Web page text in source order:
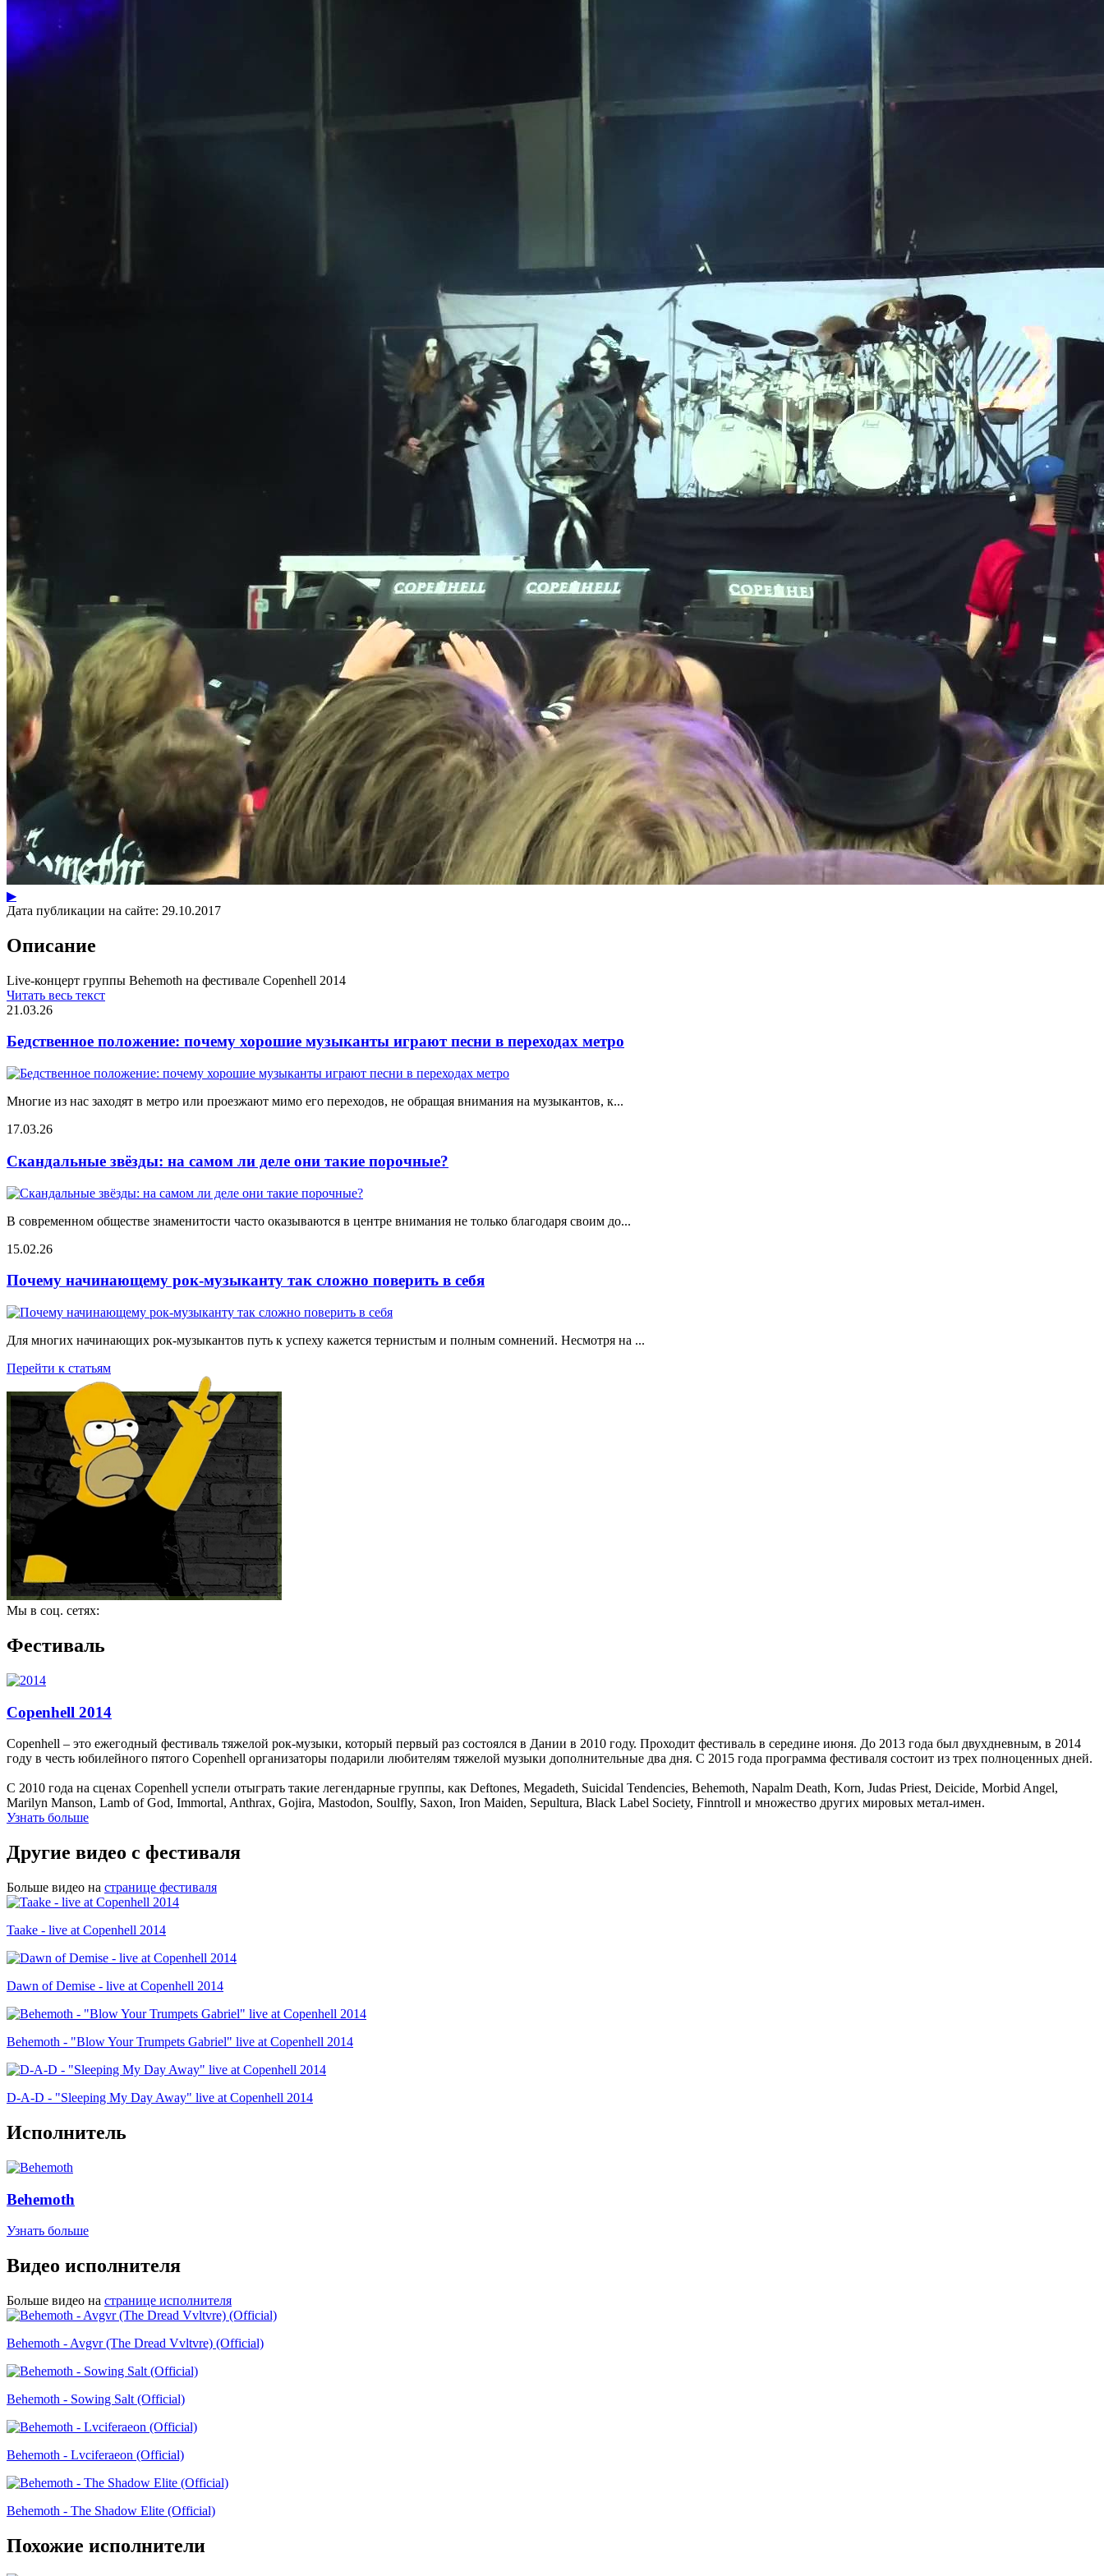
▶
Дата публикации на сайте: 29.10.2017
Описание
Live-концерт группы Behemoth на фестивале Copenhell 2014
Читать весь текст
21.03.26
Бедственное положение: почему хорошие музыканты играют песни в переходах метро
Многие из нас заходят в метро или проезжают мимо его переходов, не обращая внимания на музыкантов, к...
17.03.26
Скандальные звёзды: на самом ли деле они такие порочные?
В современном обществе знаменитости часто оказываются в центре внимания не только благодаря своим до...
15.02.26
Почему начинающему рок-музыканту так сложно поверить в себя
Для многих начинающих рок-музыкантов путь к успеху кажется тернистым и полным сомнений. Несмотря на ...
Перейти к статьям
Мы в соц. сетях:
Фестиваль
Copenhell 2014
Copenhell – это ежегодный фестиваль тяжелой рок-музыки, который первый раз состоялся в Дании в 2010 году. Проходит фестиваль в середине июня. До 2013 года был двухдневным, в 2014
году в честь юбилейного пятого Copenhell организаторы подарили любителям тяжелой музыки дополнительные два дня. С 2015 года программа фестиваля состоит из трех полноценных дней.
С 2010 года на сценах Copenhell успели отыграть такие легендарные группы, как Deftones, Megadeth, Suicidal Tendencies, Behemoth, Napalm Death, Korn, Judas Priest, Deicide, Morbid Angel,
Marilyn Manson, Lamb of God, Immortal, Anthrax, Gojira, Mastodon, Soulfly, Saxon, Iron Maiden, Sepultura, Black Label Society, Finntroll и множество других мировых метал-имен.
Узнать больше
Другие видео с фестиваля
Больше видео на странице фестиваля
Taake - live at Copenhell 2014
Dawn of Demise - live at Copenhell 2014
Behemoth - "Blow Your Trumpets Gabriel" live at Copenhell 2014
D-A-D - "Sleeping My Day Away" live at Copenhell 2014
Исполнитель
Behemoth
Узнать больше
Видео исполнителя
Больше видео на странице исполнителя
Behemoth - Avgvr (The Dread Vvltvre) (Official)
Behemoth - Sowing Salt (Official)
Behemoth - Lvciferaeon (Official)
Behemoth - The Shadow Elite (Official)
Похожие исполнители